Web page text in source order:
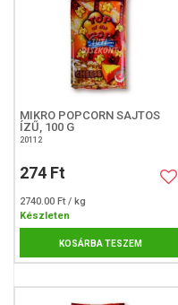
MIKRO POPCORN SAJTOS
ÍZŰ, 100 G
20112
274 Ft
2740.00 Ft / kg
Készleten
KOSÁRBA TESZEM